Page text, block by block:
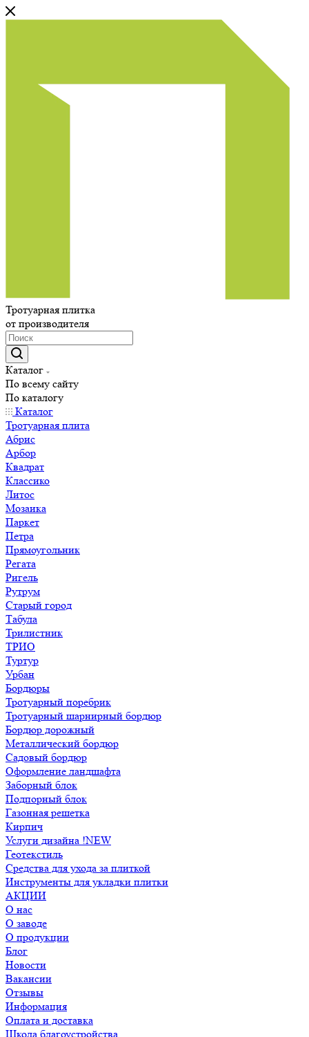
Тротуарная плитка
от производителя
Каталог
По всему сайту
По каталогу
Каталог
Тротуарная плита
Абрис
Арбор
Квадрат
Классико
Литос
Мозаика
Паркет
Петра
Прямоугольник
Регата
Ригель
Рутрум
Старый город
Табула
Трилистник
ТРИО
Туртур
Урбан
Бордюры
Тротуарный поребрик
Тротуарный шарнирный бордюр
Бордюр дорожный
Металлический бордюр
Садовый бордюр
Оформление ландшафта
Заборный блок
Подпорный блок
Газонная решетка
Кирпич
Услуги дизайна !NEW
Геотекстиль
Средства для ухода за плиткой
Инструменты для укладки плитки
АКЦИИ
О нас
О заводе
О продукции
Блог
Новости
Вакансии
Отзывы
Информация
Оплата и доставка
Школа благоустройства